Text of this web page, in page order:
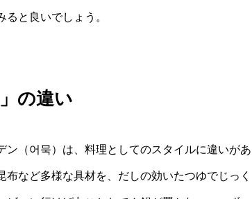
と良いでしょう。
の違い
（어묵）は、料理としてのスタイルに違いがあ
など多様な具材を、だしの効いたつゆでじっく